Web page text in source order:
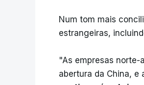
Num tom mais
estrangeiras,
"As empresas
abertura da China, e